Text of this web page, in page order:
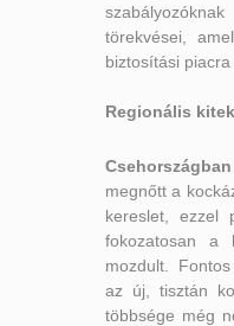
törekvései,
biztosítási
Regionális
Csehországban
megnőtt a
kereslet, ezzel
fokozatosan a
mozdult.
az új, tisztán
többsége még